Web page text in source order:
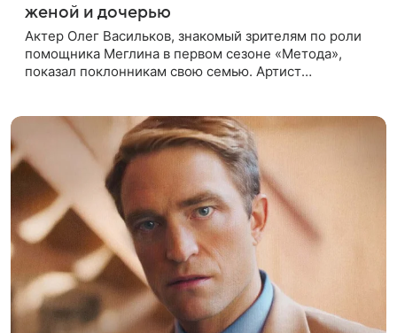
женой и дочерью
Актер Олег Васильков, знакомый зрителям по роли
помощника Меглина в первом сезоне «Метода»,
показал поклонникам свою семью. Артист